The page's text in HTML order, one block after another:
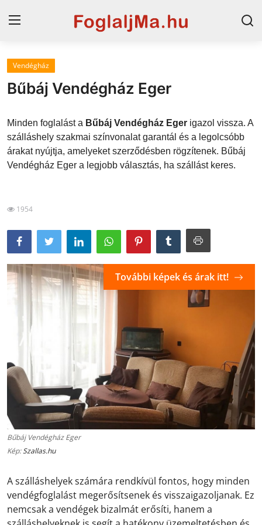
Horvát tengerpart
Magyarország
Horvátország
Szállások a Balatonon
Szállások Hajdúszoboszlón
Vendégház
Bűbáj Vendégház Eger
Minden foglalást a Bűbáj Vendégház Eger igazol vissza. A
szálláshely szakmai színvonalat garantál és a legolcsóbb
árakat nyújtja, amelyeket szerződésben rögzítenek. Bűbáj
Vendégház Eger a legjobb választás, ha szállást keres.
1954
Bűbáj Vendégház Eger
Kép:Szallas.hu
További képek és árak itt!
A szálláshelyek számára rendkívül fontos, hogy minden
vendégfoglalást megerősítsenek és visszaigazoljanak. Ez
nemcsak a vendégek bizalmát erősíti, hanem a